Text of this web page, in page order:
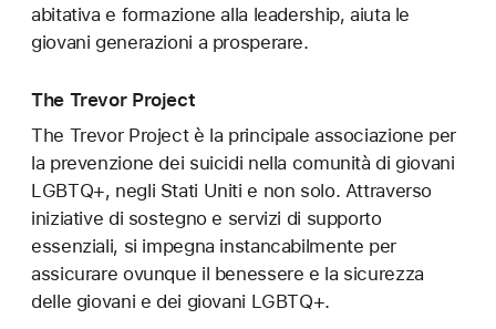
abitativa e formazione alla leadership, aiuta le
giovani generazioni a prosperare.
The Trevor Project
The Trevor Project è la principale associazione per
la prevenzione dei suicidi nella comunità di giovani
LGBTQ+, negli Stati Uniti e non solo. Attraverso
iniziative di sostegno e servizi di supporto
essenziali, si impegna instancabilmente per
assicurare ovunque il benessere e la sicurezza
delle giovani e dei giovani LGBTQ+.